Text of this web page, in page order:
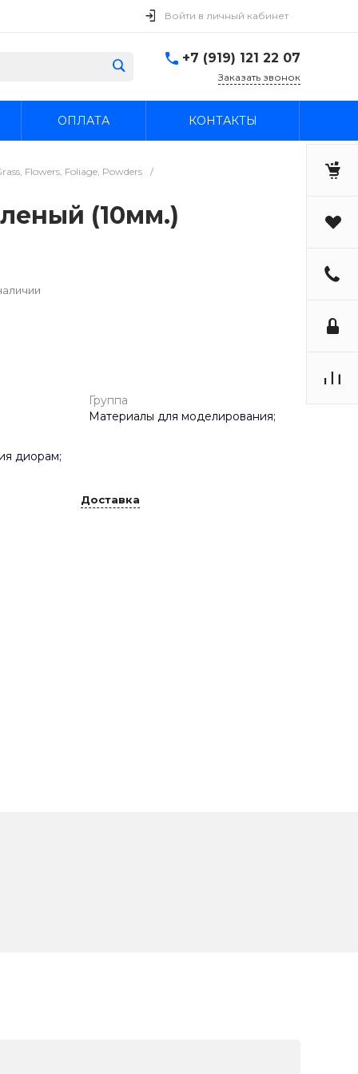
Войти в личный кабинет
+7 (919) 121 22 07
Заказать звонок
ОПЛАТА КОНТАКТЫ
Flowers, Foliage, Powders
/
(10мм.)
Группа
Материалы для моделирования;
диорам;
Доставка